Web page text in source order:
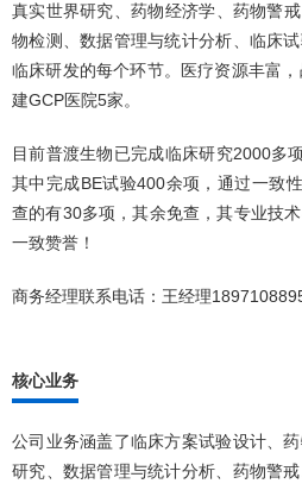
真实世界研究、药物经济学、药物警
物检测、数据管理与统计分析、临床
临床研发的每个环节。医疗资源丰富
建GCP医院5家。
目前普渡生物已完成临床研究2000多
其中完成BE试验400余项，通过一致
查的有30多项，其余免查，其专业技
一致赞誉！
商务经理联系电话：王经理
核心业务
公司业务涵盖了临床方案试验设计、
研究、数据管理与统计分析、药物警